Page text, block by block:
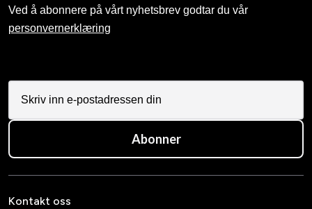
Ved å abonnere på vårt nyhetsbrev godtar du vår
personvernerklæring
Abonner
Kontakt oss